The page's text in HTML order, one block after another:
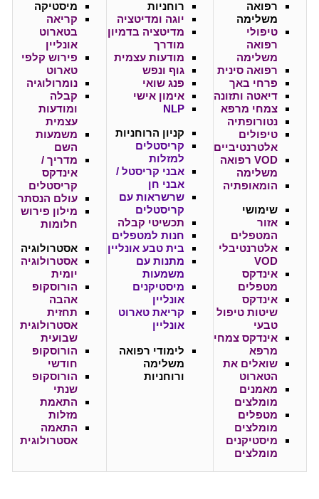
רפואה
משלימה
טיפולי
רפואה
משלימה
רפואה סינית
פרחי באך
דיאטה ותזונה
צמחי מרפא
נטורופתיה
טיפולים
אלטרנטיביים
VOD רפואה
משלימה
הומאופתיה
שימושי
אזור
המטפלים
אלטרנטיבלי
VOD
אינדקס
מטפלים
אינדקס
שיטות טיפול
טבעי
אינדקס צמחי
מרפא
שואלים את
הטארוט
מאמנים
מומלצים
מטפלים
מומלצים
מיסטיקנים
מומלצים
רוחניות
יוגה ומדיטציה
מדיטציה בדמיון
מודרך
מודעות עצמית
גוף ונפש
פנג שואי
אימון אישי
NLP
קניון הרוחניות
קריסטלים
למזלות
אבני קריסטל /
אבני חן
שרשראות עם
קריסטלים
תכשיטי קבלה
חנות למטפלים
בית טבע אונליין
מתנות עם
משמעות
מיסטיקנים
אונליין
קריאת טארוט
אונליין
לימודי רפואה
משלימה
ורוחניות
מיסטיקה
קריאה
בטארוט
אונליין
פירוש קלפי
טארוט
נומרולוגיה
קבלה
ומודעות
עצמית
משמעות
השם
מדריך /
אינדקס
קריסטלים
עולם הנסתר
מילון פירוש
חלומות
אסטרולוגיה
אסטרולוגיה
יומית
הורוסקופ
אהבה
תחזית
אסטרולוגית
שבועית
הורוסקופ
חודשי
הורוסקופ
שנתי
התאמת
מזלות
התאמה
אסטרולוגית